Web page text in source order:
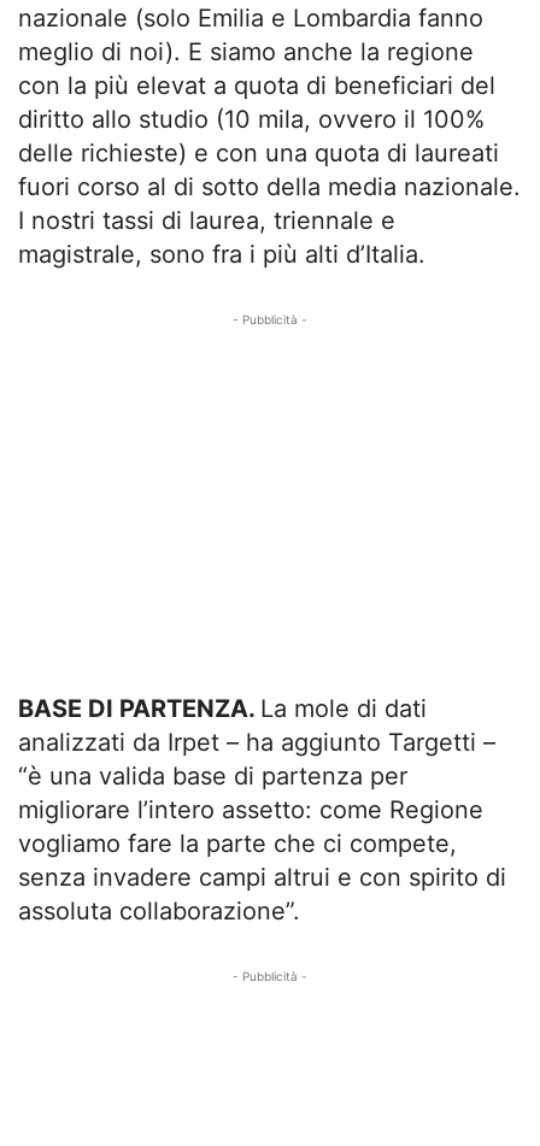
nazionale (solo Emilia e Lombardia fanno
meglio di noi). E siamo anche la regione
con la più elevat a quota di beneficiari del
diritto allo studio (10 mila, ovvero il 100%
delle richieste) e con una quota di laureati
fuori corso al di sotto della media nazionale.
I nostri tassi di laurea, triennale e
magistrale, sono fra i più alti d’Italia.
- Pubblicità -
BASE DI PARTENZA. La mole di dati
analizzati da Irpet – ha aggiunto Targetti –
“è una valida base di partenza per
migliorare l’intero assetto: come Regione
vogliamo fare la parte che ci compete,
senza invadere campi altrui e con spirito di
assoluta collaborazione”.
- Pubblicità -